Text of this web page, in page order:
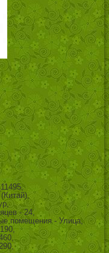
- 24,
помещения - Улица,